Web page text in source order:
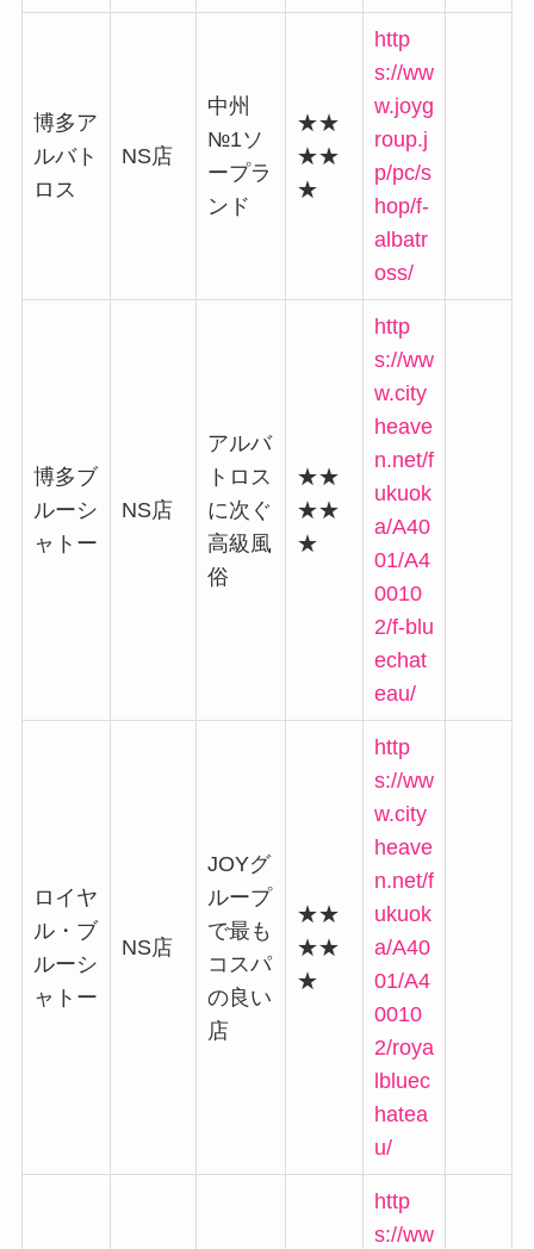
博多ア
ルバト
ロス
NS店
中州
№1ソ
ープラ
ンド
★★
★★
★
http
s://ww
w.joyg
roup.j
p/pc/s
hop/f-
albatr
oss/
博多ブ
ルーシ
ャトー
NS店
アルバ
トロス
に次ぐ
高級風
俗
★★
★★
★
http
s://ww
w.city
heave
n.net/f
ukuok
a/A40
01/A4
0010
2/f-blu
echat
eau/
ロイヤ
ル・ブ
ルーシ
ャトー
NS店
JOYグ
ループ
で最も
コスパ
の良い
店
★★
★★
★
http
s://ww
w.city
heave
n.net/f
ukuok
a/A40
01/A4
0010
2/roya
lbluec
hatea
u/
http
s://ww